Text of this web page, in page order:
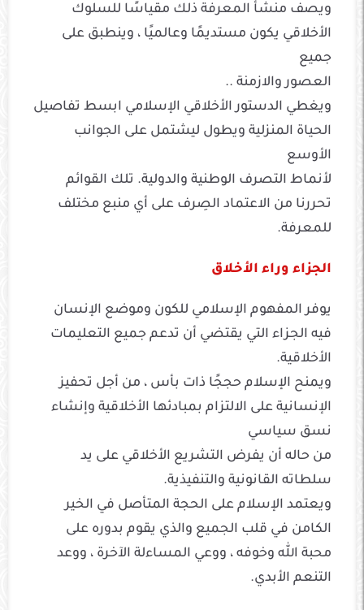
ويصف منشأ المعرفة ذلك مقياسًا للسلوك
الأخلاقي يكون مستديمًا وعالميًا ، وينطبق على
جميع
العصور والازمنة ..
ويغطي الدستور الأخلاقي الإسلامي ابسط تفاصيل
الحياة المنزلية ويطول ليشتمل على الجوانب
الأوسع
لأنماط التصرف الوطنية والدولية. تلك القوائم
تحررنا من الاعتماد الصِرف على أي منبع مختلف
للمعرفة.
الجزاء وراء الأخلاق
يوفر المفهوم الإسلامي للكون وموضع الإنسان
فيه الجزاء التي يقتضي أن تدعم جميع التعليمات
الأخلاقية.
ويمنح الإسلام حججًا ذات بأس ، من أجل تحفيز
الإنسانية على الالتزام بمبادئها الأخلاقية وإنشاء
نسق سياسي
من حاله أن يفرض التشريع الأخلاقي على يد
سلطاته القانونية والتنفيذية.
ويعتمد الإسلام على الحجة المتأصل في الخير
الكامن في قلب الجميع والذي يقوم بدوره على
محبة الله وخوفه ، ووعي المساءلة الآخرة ، ووعد
التنعم الأبدي.